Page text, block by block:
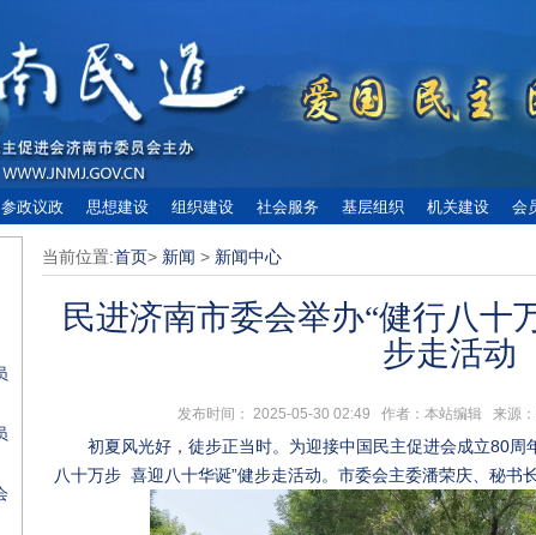
参政议政 思想建设 组织建设 社会服务 基层组织 机关建设 会
当前位置:首页> 新闻 > 新闻中心
民进济南市委会举办“健行八十
步走活动
发布时间： 2025-05-30 02:49 作者：本站编辑 来源
初夏风光好，徒步正当时。为迎接中国民主促进会成立80周
八十万步 喜迎八十华诞”健步走活动。市委会主委潘荣庆、秘书